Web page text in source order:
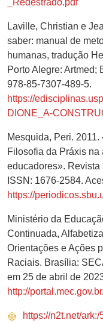
_Redestrado.pdf
Laville, Christian e
saber: manual de
humanas, tradução
Porto Alegre: Artmed;
978-85-7307-489-5.
https://
DIONE_A-
Mesquida, Peri.
Filosofia da Práxis
educadores».
ISSN: 1676-2584.
https://
Ministério da
Continuada,
Orientações e Ações
Raciais. Brasília:
em 25 de abril de
http://portal.mec.gov.br/
https://n2t.net/